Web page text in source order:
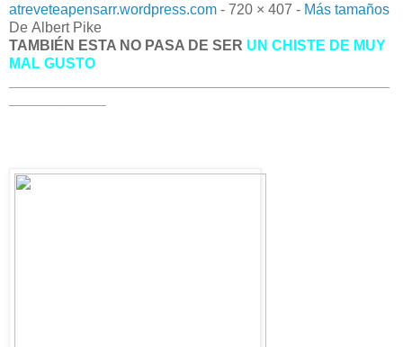
atreveteapensarr.wordpress.com - 720 × 407 - Más tamaños
De Albert Pike
TAMBIÉN ESTA NO PASA DE SER UN CHISTE DE MUY
MAL GUSTO